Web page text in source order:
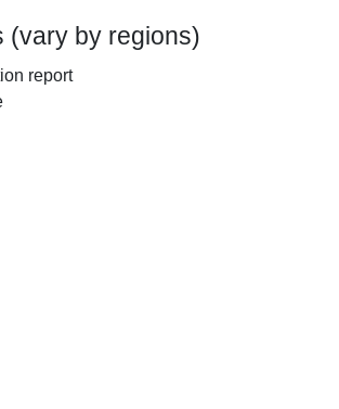
(vary by regions)
report